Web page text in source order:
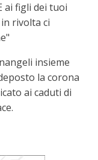
ai figli dei tuoi
rivolta ci
insieme
la corona
ai caduti di